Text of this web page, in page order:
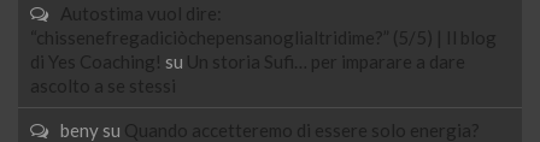
Autostima vuol dire:
“chissenefregadiciòchepensanoglialtridime?” (5/5) | Il blog
di Yes Coaching! su
Un storia Sufi… per imparare a dare
ascolto a se stessi
beny su Quando accetteremo di essere solo energia?